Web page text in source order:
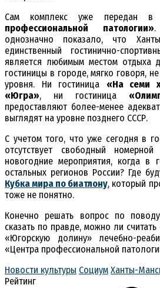
Сам комплекс уже передан в
профессиональной патологии».
однозначно показало, что
единственный гостинично-
является любимым местом отдыха
гостиницы в городе, мягко говоря,
уровня. Ни гостиница «На семи
«Югра», ни гостиница
предоставляют более-менее
выглядят на уровне позднего СССР.
С учетом того, что уже сегодня в
отсутствует свободный
новогодние мероприятия, когда в
остальных регионов России? Где
Кубка мира по биатлону, который
тоже не понятно.
Конечно решать вопрос по
сказать по правде, можно ли
«Югорскую долину» лечебно-
«Центра профессиональной
Новости культуры Социум Ханты-
Рейтинг